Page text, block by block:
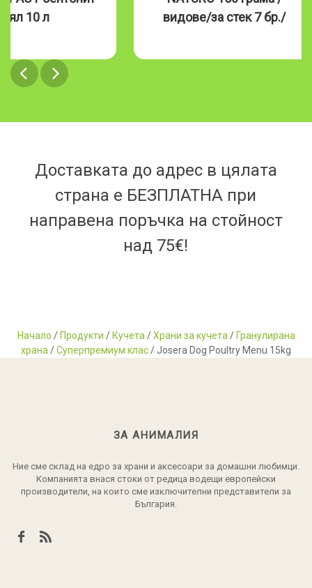
бял 10 л
видове/за стек 7 бр./
Доставката до адрес в цялата
страна е БЕЗПЛАТНА при
направена поръчка на стойност
над 75€!
Начало / Продукти / Кучета /Храни за кучета / Гранулирана
храна /Суперпремиум клас/ Josera Dog Poultry Menu 15kg
ЗА АНИМАЛИЯ
Ние сме склад на едро за храни и аксесоари за домашни любимци.
Компанията внася стоки от редица водещи европейски
производители, на които сме изключителни представители за
България.